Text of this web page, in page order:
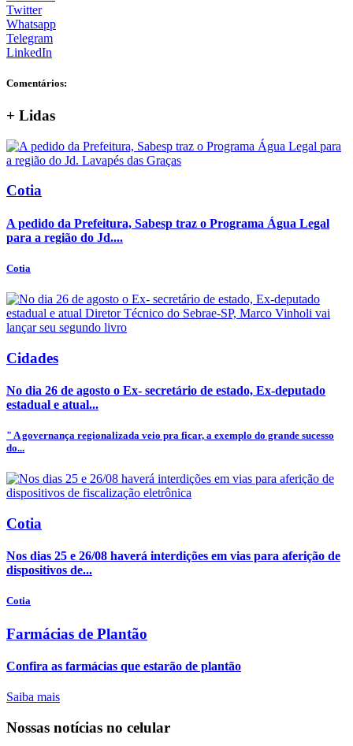
Twitter
Whatsapp
Telegram
LinkedIn
Comentários:
+ Lidas
Cotia
A pedido da Prefeitura, Sabesp traz o Programa Água Legal
para a região do Jd....
Cotia
Cidades
No dia 26 de agosto o Ex- secretário de estado, Ex-deputado
estadual e atual...
" A governança regionalizada veio pra ficar, a exemplo do grande sucesso
do...
Cotia
Nos dias 25 e 26/08 haverá interdições em vias para aferição de
dispositivos de...
Cotia
Farmácias de Plantão
Confira as farmácias que estarão de plantão
Saiba mais
Nossas notícias no celular